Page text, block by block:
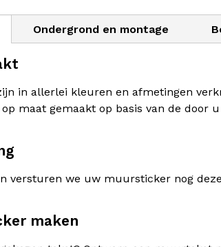
Ondergrond en montage
in allerlei kleuren en afmetingen
maat gemaakt op basis van de door u
versturen we uw muursticker nog
maken